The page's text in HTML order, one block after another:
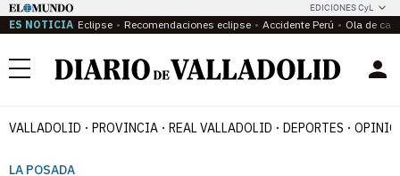
EDICIONES CyL
ES NOTICIA Eclipse Recomendaciones eclipse Accidente Perú Ola de
Menú
VALLADOLID PROVINCIA REAL VALLADOLID DEPORTES
LA POSADA